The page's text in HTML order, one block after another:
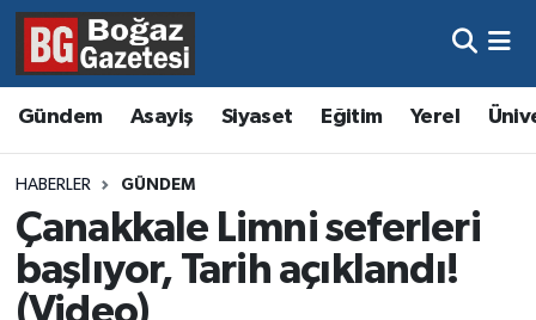
Gündem Asayiş Siyaset Eğitim Yerel
HABERLER GÜNDEM
Çanakkale Limni seferleri
başlıyor, Tarih açıklandı!
Asayiş
Eğitim
Ekonomi
Gündem
Hava Durumu
Trafik Durumu
Süper Lig Puan Durumu ve Fikstür
Tüm Manşetler